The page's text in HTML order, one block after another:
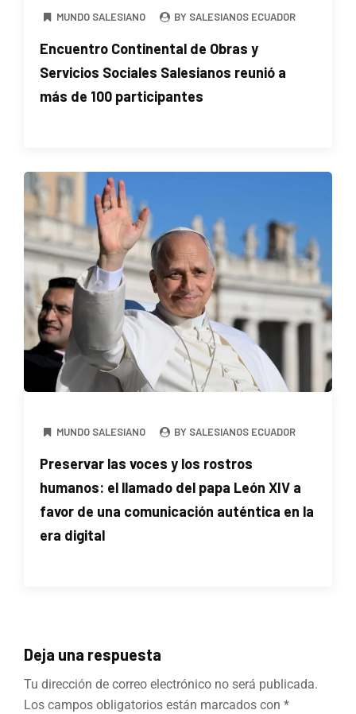
MUNDO SALESIANO BY SALESIANOS ECUADOR
Encuentro Continental de Obras y
Servicios Sociales Salesianos reunió a
más de 100 participantes
MUNDO SALESIANO BY SALESIANOS ECUADOR
Preservar las voces y los rostros
humanos: el llamado del papa León XIV a
favor de una comunicación auténtica en la
era digital
Deja una respuesta
Tu dirección de correo electrónico no será publicada.
Los campos obligatorios están marcados con *